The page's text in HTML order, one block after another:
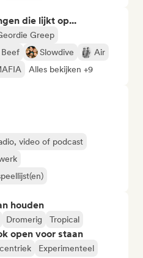
die lijkt op...
Greep
Beef Slowdive
Air
Alles bekijken +9
video of podcast
houden
Dromerig Tropical
open voor staan
Experimenteel